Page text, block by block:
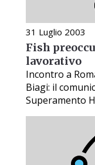
31 Luglio 2003
Fish
lavorativo
Incontro a
Biagi: il
Superamento